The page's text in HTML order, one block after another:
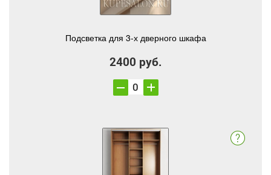
Подсветка для 3-х дверного шкафа
2400 руб.